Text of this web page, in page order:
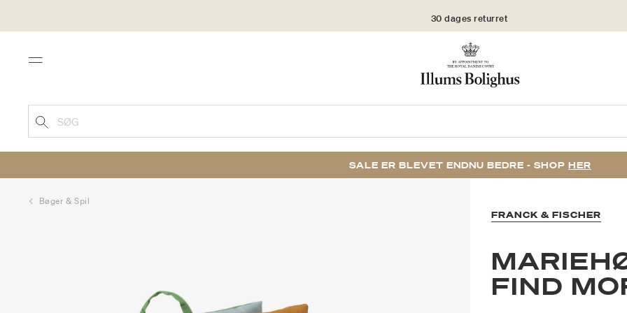
30 dages returret
Menu
SØG
SALE ER BLEVET ENDNU BEDRE - SHOP HER
Bøger & Spil
FRANCK & FISCHER
FIND